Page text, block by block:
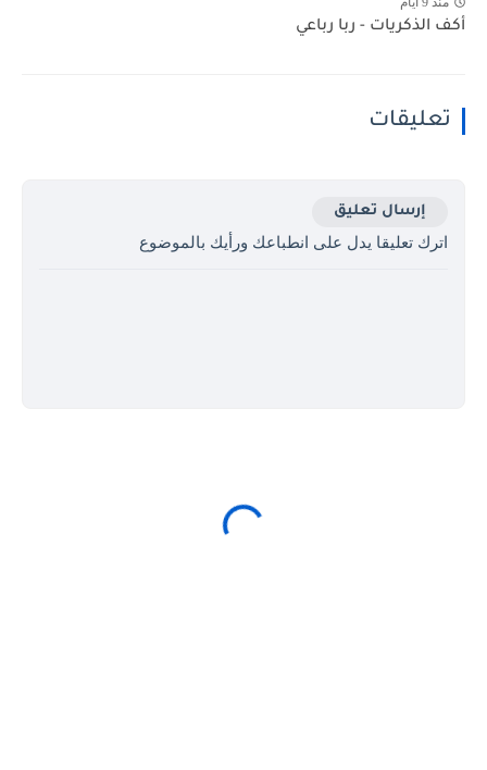
أكف الذكريات - ربا رباعي
تعليقات
إرسال تعليق
اترك تعليقا يدل على انطباعك ورأيك بالموضوع